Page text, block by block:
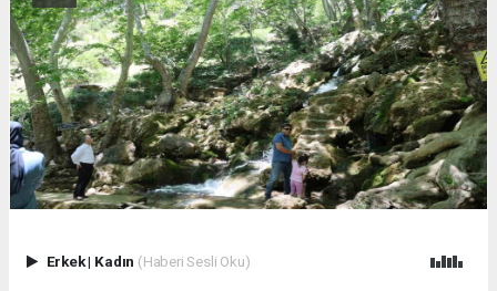
Erkek| Kadın (Haberi Sesli Oku)